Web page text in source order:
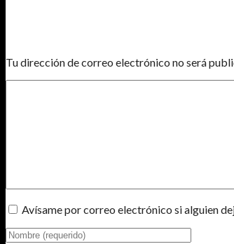
Tu dirección de correo electrónico no será
Avísame por correo electrónico si alguien